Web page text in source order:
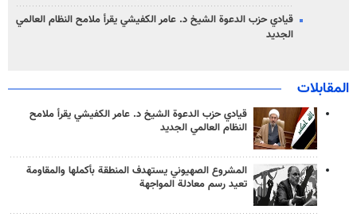
قيادي حزب الدعوة الشيخ د. عامر الكفيشي يقرأ ملامح النظام العالمي
الجديد
المقابلات
قيادي حزب الدعوة الشيخ د. عامر الكفيشي يقرأ ملامح
النظام العالمي الجديد
المشروع الصهيوني يستهدف المنطقة بأكملها والمقاومة
تعيد رسم معادلة المواجهة